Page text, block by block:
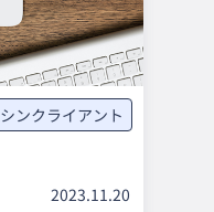
シンクライアント
2023.11.20